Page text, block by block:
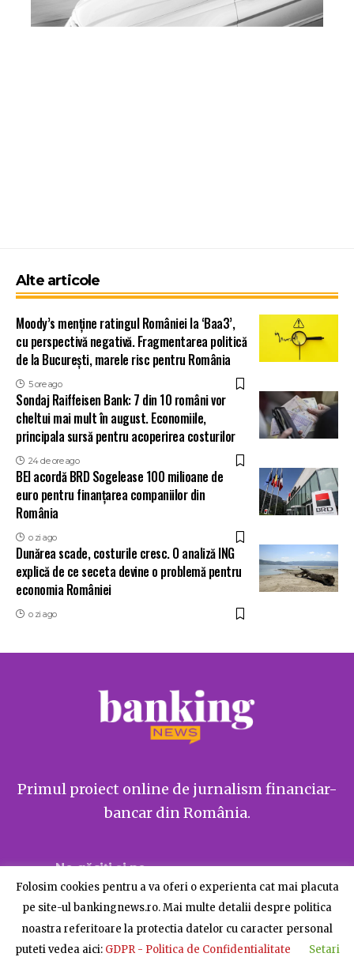
Alte articole
Moody’s menține ratingul României la ‘Baa3’,
cu perspectivă negativă. Fragmentarea politică
de la București, marele risc pentru România
5 ore ago
Sondaj Raiffeisen Bank: 7 din 10 români vor
cheltui mai mult în august. Economiile,
principala sursă pentru acoperirea costurilor
24 de ore ago
BEI acordă BRD Sogelease 100 milioane de
euro pentru finanțarea companiilor din
România
o zi ago
Dunărea scade, costurile cresc. O analiză ING
explică de ce seceta devine o problemă pentru
economia României
o zi ago
Primul proiect online de jurnalism financiar-
bancar din România.
Ne găsiți și pe
Folosim cookies pentru a va oferi o experienta cat mai placuta
pe site-ul bankingnews.ro. Mai multe detalii despre politica
noastra referitoare la protectia datelor cu caracter personal
puteti vedea aici: GDPR - Politica de Confidentialitate Setari